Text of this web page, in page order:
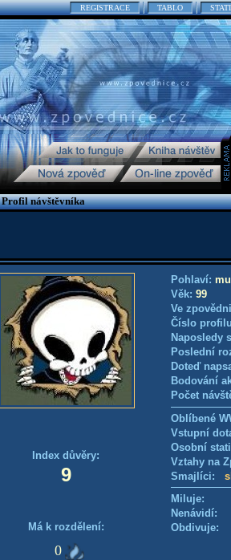
REGISTRACE TABLO
Profil návštěvníka
Index důvěry:
9
Má k rozdělení:
0
Pohlaví:
Věk: 99
Ve
Číslo
Naposledy
Poslední
Doteď
Bodování
Počet
Oblíbené
Vstupní
Osobní
Vztahy na
Smajlíci:
Miluje:
Nenávidí:
Obdivuje: